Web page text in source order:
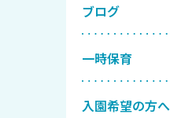
ブログ
一時保育
入園希望の方へ